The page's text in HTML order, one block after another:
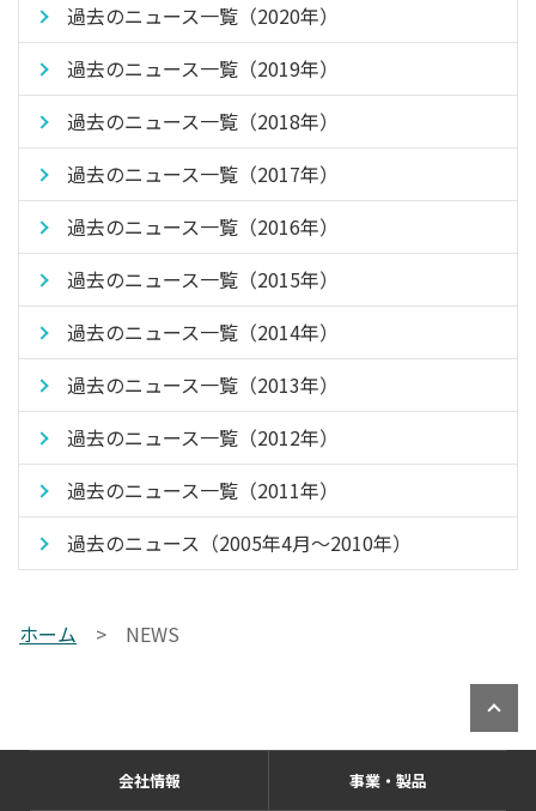
ホーム > NEWS
過去のニュース一覧（2020年）
過去のニュース一覧（2019年）
過去のニュース一覧（2018年）
過去のニュース一覧（2017年）
過去のニュース一覧（2016年）
過去のニュース一覧（2015年）
過去のニュース一覧（2014年）
過去のニュース一覧（2013年）
過去のニュース一覧（2012年）
過去のニュース一覧（2011年）
過去のニュース（2005年4月〜2010年）
会社情報 事業・製品